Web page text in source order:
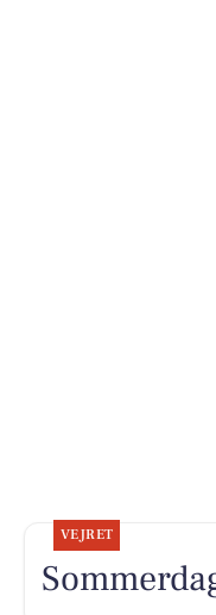
VEJRET